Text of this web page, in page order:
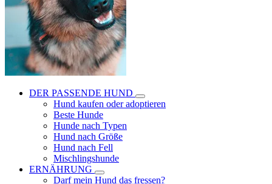
DER PASSENDE HUND
Hund kaufen oder adoptieren
Beste Hunde
Hunde nach Typen
Hund nach Größe
Hund nach Fell
Mischlingshunde
ERNÄHRUNG
Darf mein Hund das fressen?